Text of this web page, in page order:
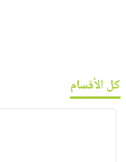
كل الأقسام